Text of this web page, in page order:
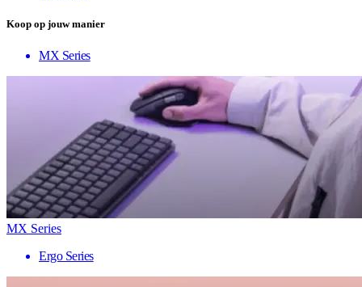
Koop op jouw manier
MX Series
MX Series
Ergo Series